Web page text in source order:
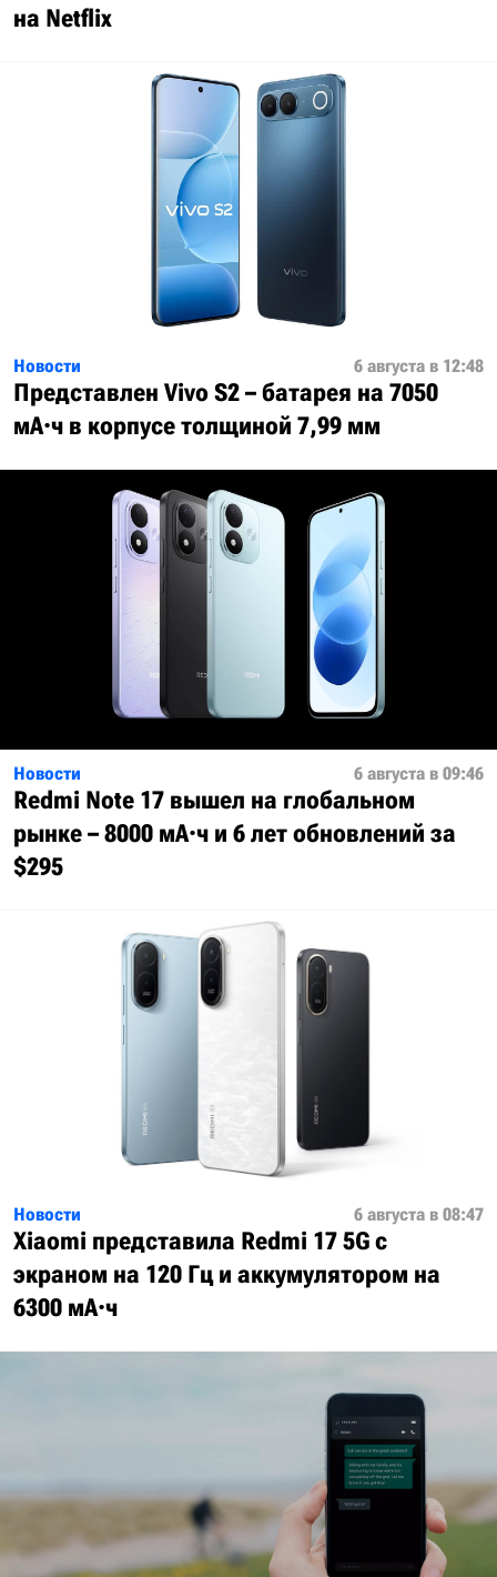
на Netflix
Новости 6 августа в 12:48
Представлен Vivo S2 – батарея на 7050
мА·ч в корпусе толщиной 7,99 мм
Новости 6 августа в 09:46
Redmi Note 17 вышел на глобальном
рынке – 8000 мА·ч и 6 лет обновлений за
$295
Новости 6 августа в 08:47
Xiaomi представила Redmi 17 5G с
экраном на 120 Гц и аккумулятором на
6300 мА·ч